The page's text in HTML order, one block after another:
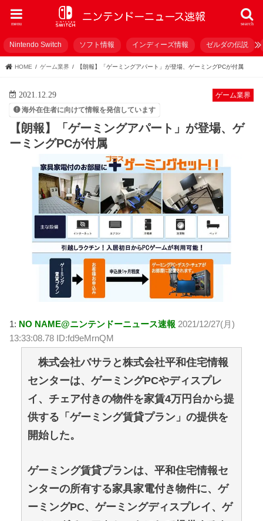
search
menu
Nintendo Switch ソフト情報 インディーズ情報 ゼルダの伝説
HOME ゲーム業界 【朗報】「ゲーミングアパート」が登場、ゲーミングPCが付属
ゲーム業界
2021.12.29
海外在住者に向けて情報を発信しています
【朗報】「ゲーミングアパート」が登場、ゲ
ーミングPCが付属
1: NO NAME@ニンテンドーニュース速報 2021/12/27(月)
13:33:08.78 ID:fd9eMrnQM
株式会社バサラと株式会社平和住宅情報
センターは、ゲーミングPCやディスプレ
イ、チェア付きの物件を家賃4万円台から提
供する「ゲーミング賃貸プラン」の提供を
開始した。
ゲーミング賃貸プランは、平和住宅情報セ
ンターの所有する家具家電付き物件に、ゲ
ーミングPC、ゲーミングディスプレイ、ゲ